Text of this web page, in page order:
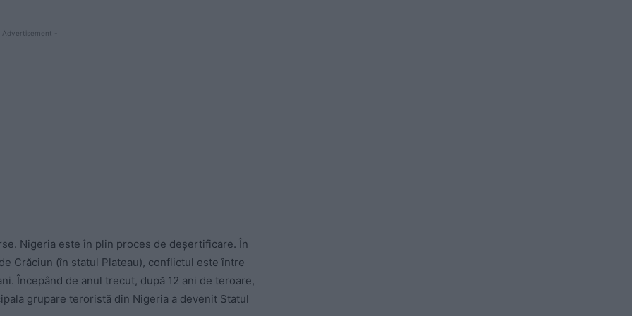
Advertisement -
Nigeria este în plin proces de deșertificare. În
Crăciun (în statul Plateau), conflictul este între
Începând de anul trecut, după 12 ani de teroare,
grupare teroristă din Nigeria a devenit Statul